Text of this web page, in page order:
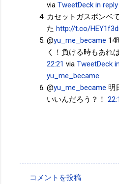
via TweetDeck in
カセットガスボンベ
た http://t.co/
@yu_me_became 14
く！負ける時もあれ
22:21 via TweetDeck
yu_me_became
@yu_me_became 明
いいんだろう？！
コメントを投稿